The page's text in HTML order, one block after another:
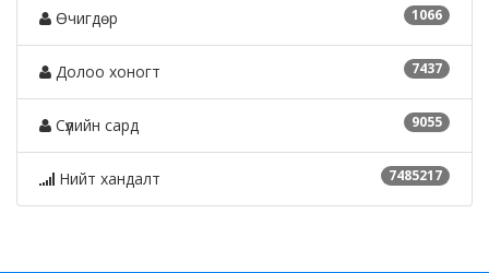
1066
Өчигдөр
7437
Долоо хоногт
9055
Сүүлийн сард
7485217
Нийт хандалт